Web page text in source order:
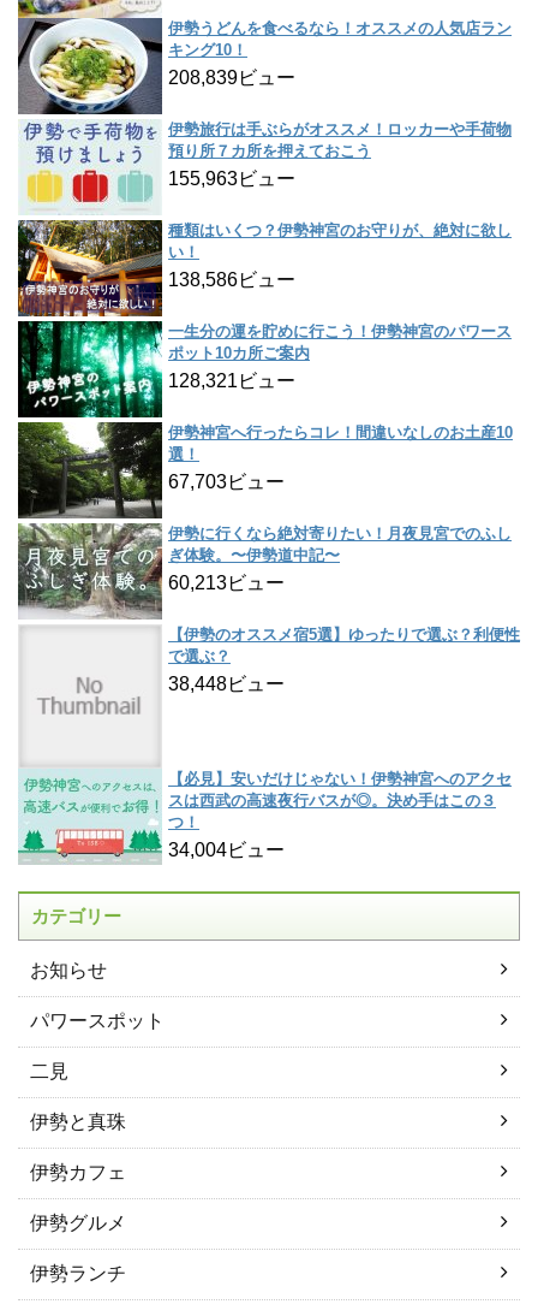
伊勢うどんを食べるなら！オススメの人気店ラン
キング10！
208,839ビュー
伊勢旅行は手ぶらがオススメ！ロッカーや手荷物
預り所７カ所を押えておこう
155,963ビュー
種類はいくつ？伊勢神宮のお守りが、絶対に欲し
い！
138,586ビュー
一生分の運を貯めに行こう！伊勢神宮のパワース
ポット10カ所ご案内
128,321ビュー
伊勢神宮へ行ったらコレ！間違いなしのお土産10
選！
67,703ビュー
伊勢に行くなら絶対寄りたい！月夜見宮でのふし
ぎ体験。〜伊勢道中記〜
60,213ビュー
【伊勢のオススメ宿5選】ゆったりで選ぶ？利便性
で選ぶ？
38,448ビュー
【必見】安いだけじゃない！伊勢神宮へのアクセ
スは西武の高速夜行バスが◎。決め手はこの３
つ！
34,004ビュー
カテゴリー
お知らせ
パワースポット
二見
伊勢と真珠
伊勢カフェ
伊勢グルメ
伊勢ランチ